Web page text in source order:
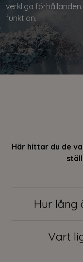
verkliga
funktion.
Se kollektion
Här hittar du de
Hur lång
Vart